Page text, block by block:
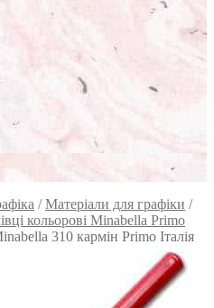
/Матеріали для графіки /
кольорові Minabella Primo
310 кармін Primo Італія